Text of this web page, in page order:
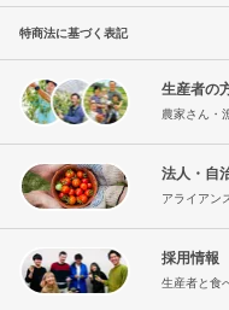
特商法に基づく表記
生産者の
農家さん・
法人・自
アライアン
採用情報
生産者と食